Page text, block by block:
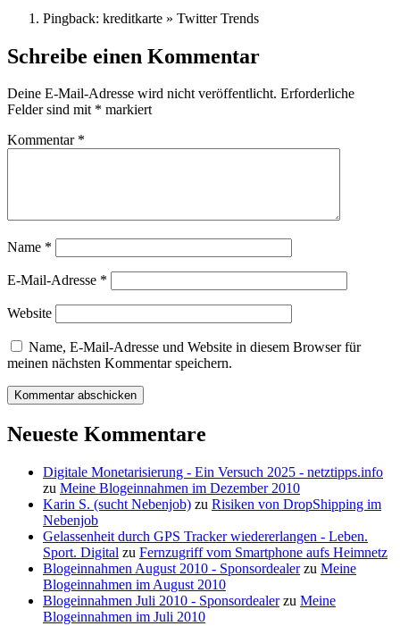
Pingback: kreditkarte » Twitter Trends
Schreibe einen Kommentar
Deine E-Mail-Adresse wird nicht veröffentlicht. Erforderliche
Felder sind mit * markiert
Kommentar *
Name *
E-Mail-Adresse *
Website
Name, E-Mail-Adresse und Website in diesem Browser für
meinen nächsten Kommentar speichern.
Neueste Kommentare
Digitale Monetarisierung - Ein Versuch 2025 - netztipps.info
zu Meine Blogeinnahmen im Dezember 2010
Karin S. (sucht Nebenjob) zu Risiken von DropShipping im
Nebenjob
Gelassenheit durch GPS Tracker wiedererlangen - Leben.
Sport. Digital zu Fernzugriff vom Smartphone aufs Heimnetz
Blogeinnahmen August 2010 - Sponsordealerzu Meine
Blogeinnahmen im August 2010
Blogeinnahmen Juli 2010 - Sponsordealerzu Meine
Blogeinnahmen im Juli 2010